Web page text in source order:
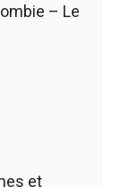
– Le
et